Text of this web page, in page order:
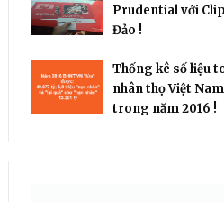
Prudential với
Đảo !
Thống kê số liệu
nhân thọ Việt
trong năm 2016 !